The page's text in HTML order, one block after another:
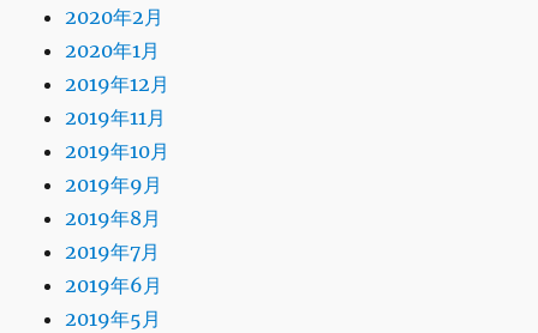
2020年2月
2020年1月
2019年12月
2019年11月
2019年10月
2019年9月
2019年8月
2019年7月
2019年6月
2019年5月